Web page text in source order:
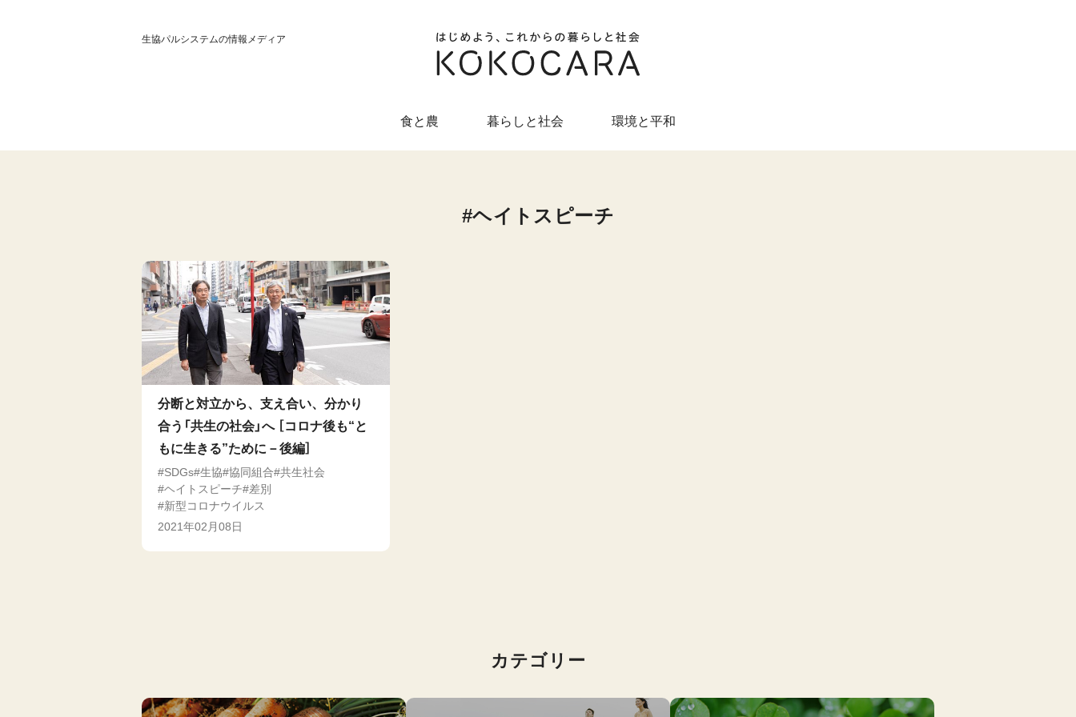
生協パルシステムの情報メディア
食と農 暮らしと社会 環境と平和
ヘイトスピーチ
分断と対立から、支え合い、分かり
合う「共生の社会」へ ［コロナ後も“と
もに生きる”ために－後編］
SDGs 生協 協同組合 共生社会
ヘイトスピーチ
差別
新型コロナウイルス
2021年02月08日
カテゴリー